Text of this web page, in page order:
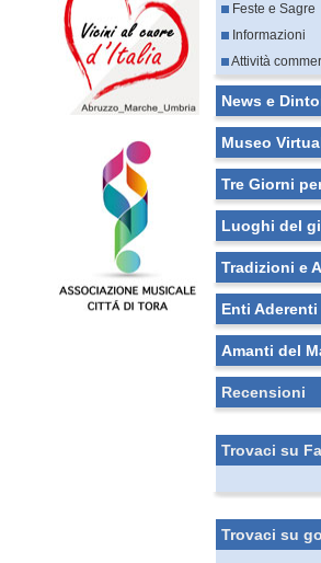
Feste e Sagre
Informazioni
Attività
News e
Museo
Tre Giorni
Luoghi del
Tradizioni e
Enti Aderenti
Amanti del
Recensioni
Trovaci su
Trovaci su